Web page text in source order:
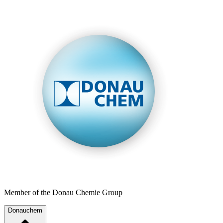
Member of the Donau Chemie Group
Donauchem